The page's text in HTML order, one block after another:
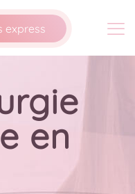
express
en